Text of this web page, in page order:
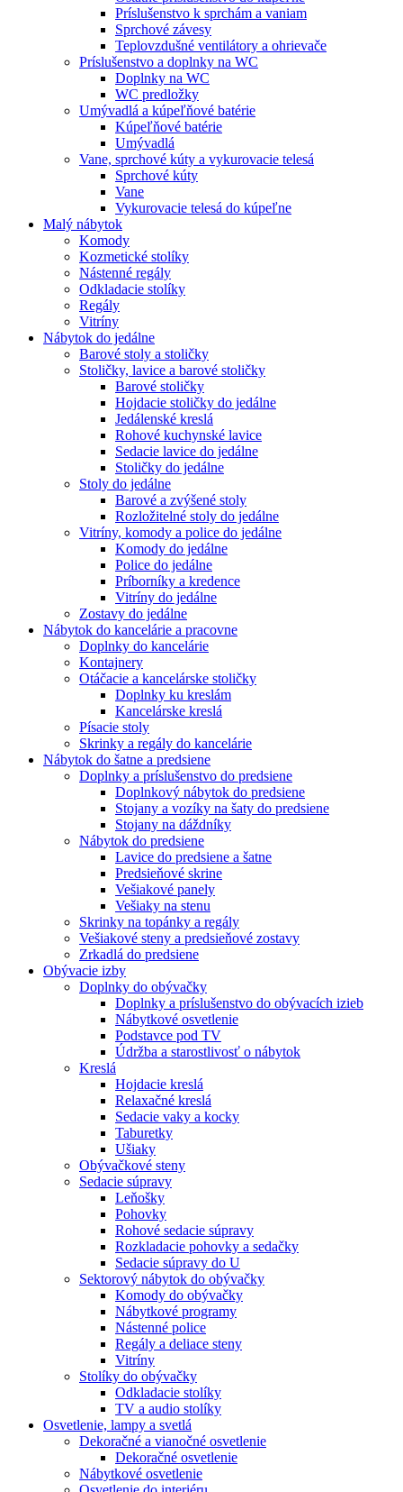
Príslušenstvo k sprchám a vaniam
Sprchové závesy
Teplovzdušné ventilátory a ohrievače
Príslušenstvo a doplnky na WC
Doplnky na WC
WC predložky
Umývadlá a kúpeľňové batérie
Kúpeľňové batérie
Umývadlá
Vane, sprchové kúty a vykurovacie telesá
Sprchové kúty
Vane
Vykurovacie telesá do kúpeľne
Malý nábytok
Komody
Kozmetické stolíky
Nástenné regály
Odkladacie stolíky
Regály
Vitríny
Nábytok do jedálne
Barové stoly a stoličky
Stoličky, lavice a barové stoličky
Barové stoličky
Hojdacie stoličky do jedálne
Jedálenské kreslá
Rohové kuchynské lavice
Sedacie lavice do jedálne
Stoličky do jedálne
Stoly do jedálne
Barové a zvýšené stoly
Rozložitelné stoly do jedálne
Vitríny, komody a police do jedálne
Komody do jedálne
Police do jedálne
Príborníky a kredence
Vitríny do jedálne
Zostavy do jedálne
Nábytok do kancelárie a pracovne
Doplnky do kancelárie
Kontajnery
Otáčacie a kancelárske stoličky
Doplnky ku kreslám
Kancelárske kreslá
Písacie stoly
Skrinky a regály do kancelárie
Nábytok do šatne a predsiene
Doplnky a príslušenstvo do predsiene
Doplnkový nábytok do predsiene
Stojany a vozíky na šaty do predsiene
Stojany na dáždníky
Nábytok do predsiene
Lavice do predsiene a šatne
Predsieňové skrine
Vešiakové panely
Vešiaky na stenu
Skrinky na topánky a regály
Vešiakové steny a predsieňové zostavy
Zrkadlá do predsiene
Obývacie izby
Doplnky do obývačky
Doplnky a príslušenstvo do obývacích izieb
Nábytkové osvetlenie
Podstavce pod TV
Údržba a starostlivosť o nábytok
Kreslá
Hojdacie kreslá
Relaxačné kreslá
Sedacie vaky a kocky
Taburetky
Ušiaky
Obývačkové steny
Sedacie súpravy
Leňošky
Pohovky
Rohové sedacie súpravy
Rozkladacie pohovky a sedačky
Sedacie súpravy do U
Sektorový nábytok do obývačky
Komody do obývačky
Nábytkové programy
Nástenné police
Regály a deliace steny
Vitríny
Stolíky do obývačky
Odkladacie stolíky
TV a audio stolíky
Osvetlenie, lampy a svetlá
Dekoračné a vianočné osvetlenie
Dekoračné osvetlenie
Nábytkové osvetlenie